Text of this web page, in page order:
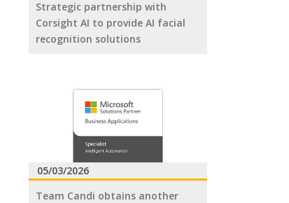
Strategic partnership with
Corsight AI to provide AI facial
recognition solutions
05/03/2026
Team Candi obtains another